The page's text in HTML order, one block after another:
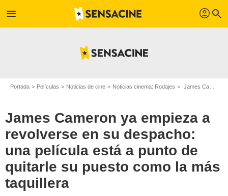
menu profil search
Portada Películas Noticias de cine Noticias cinema: Rodajes James Cameron ya empieza a revolverse en su despacho: una película está a punto de quitarle su puesto como la más taquillera
James Cameron ya empieza a
revolverse en su despacho:
una película está a punto de
quitarle su puesto como la más
taquillera
Angela George